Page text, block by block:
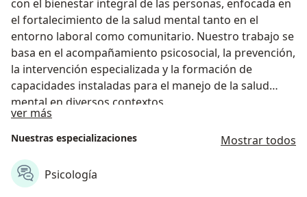
con el bienestar integral de las personas, enfocada en
el fortalecimiento de la salud mental tanto en el
entorno laboral como comunitario. Nuestro trabajo se
basa en el acompañamiento psicosocial, la prevención,
la intervención especializada y la formación de
capacidades instaladas para el manejo de la salud
mental en diversos contextos.
ver más
Nuestras especializaciones Mostrar todos
Psicología